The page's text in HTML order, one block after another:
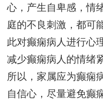
心，产生自卑感，情
庭的不良刺激，都可
此对癫痫病人进行心
减少癫痫病人的情绪
所以，家属应为癫痫
自信心，尽量避免癫